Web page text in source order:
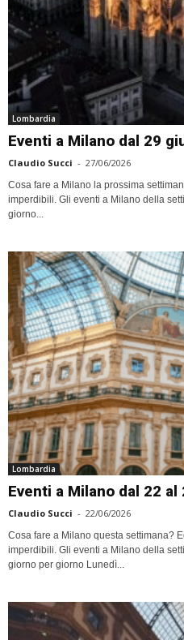
Lombardia
Eventi a Milano dal 29
Claudio Succi - 27/06/2026
Cosa fare a Milano la prossima
imperdibili. Gli eventi a Milano della
giorno...
Lombardia
Eventi a Milano dal 22 al
Claudio Succi - 22/06/2026
Cosa fare a Milano questa settimana?
imperdibili. Gli eventi a Milano della
giorno per giorno Lunedì...